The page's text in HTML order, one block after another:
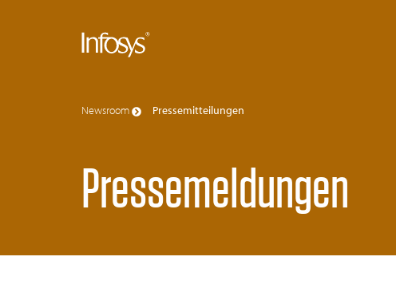
Newsroom Pressemitteilungen
Pressemeldungen